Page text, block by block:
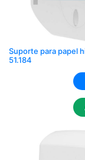
Suporte para papel
51.184